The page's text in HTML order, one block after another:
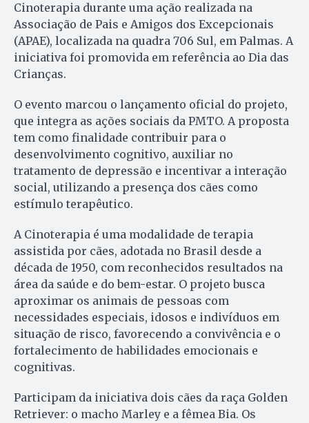
Cinoterapia durante uma ação realizada na
Associação de Pais e Amigos dos Excepcionais
(APAE), localizada na quadra 706 Sul, em Palmas. A
iniciativa foi promovida em referência ao Dia das
Crianças.
O evento marcou o lançamento oficial do projeto,
que integra as ações sociais da PMTO. A proposta
tem como finalidade contribuir para o
desenvolvimento cognitivo, auxiliar no
tratamento de depressão e incentivar a interação
social, utilizando a presença dos cães como
estímulo terapêutico.
A Cinoterapia é uma modalidade de terapia
assistida por cães, adotada no Brasil desde a
década de 1950, com reconhecidos resultados na
área da saúde e do bem-estar. O projeto busca
aproximar os animais de pessoas com
necessidades especiais, idosos e indivíduos em
situação de risco, favorecendo a convivência e o
fortalecimento de habilidades emocionais e
cognitivas.
Participam da iniciativa dois cães da raça Golden
Retriever: o macho Marley e a fêmea Bia. Os